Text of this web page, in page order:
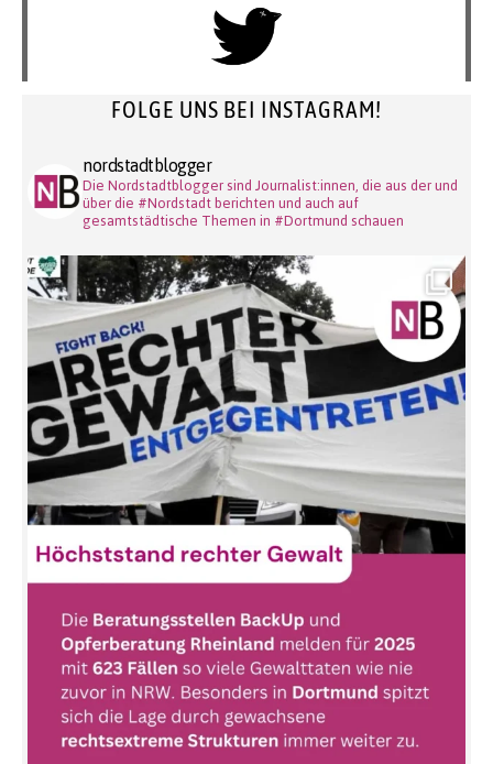
FOLGE UNS BEI INSTAGRAM!
nordstadtblogger
Die Nordstadtblogger sind Journalist:innen, die aus der und
über die #Nordstadt berichten und auch auf
gesamtstädtische Themen in #Dortmund schauen